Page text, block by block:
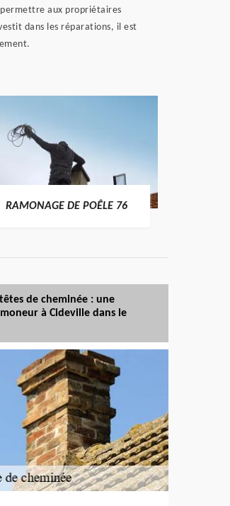
aux propriétaires
dans les réparations, il est
RAMONAGE DE POÊLE 76
de cheminée : une
à Cideville dans le